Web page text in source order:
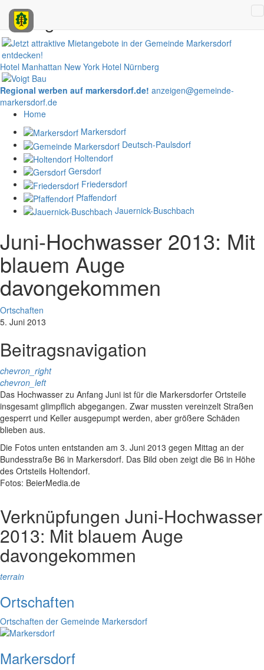
Anzeigen
Hotel Manhattan New York Hotel Nürnberg
Regional werben auf markersdorf.de! anzeigen@gemeinde-
markersdorf.de
Home
Markersdorf
Deutsch-Paulsdorf
Holtendorf
Gersdorf
Friedersdorf
Pfaffendorf
Jauernick-Buschbach
Juni-Hochwasser 2013: Mit
blauem Auge
davongekommen
Ortschaften
5. Juni 2013
Beitragsnavigation
chevron_right
chevron_left
Das Hochwasser zu Anfang Juni ist für die Markersdorfer Ortsteile
insgesamt glimpflich abgegangen. Zwar mussten vereinzelt Straßen
gesperrt und Keller ausgepumpt werden, aber größere Schäden
blieben aus.
Die Fotos unten entstanden am 3. Juni 2013 gegen Mittag an der
Bundesstraße B6 in Markersdorf. Das Bild oben zeigt die B6 in Höhe
des Ortsteils Holtendorf.
Fotos: BeierMedia.de
Verknüpfungen Juni-Hochwasser
2013: Mit blauem Auge
davongekommen
terrain
Ortschaften
Ortschaften der Gemeinde Markersdorf
Markersdorf